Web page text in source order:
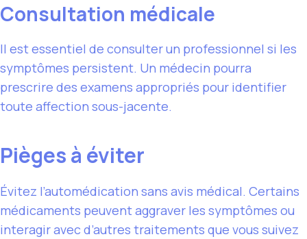
Consultation médicale
Il est essentiel de consulter un professionnel si les
symptômes persistent. Un médecin pourra
prescrire des examens appropriés pour identifier
toute affection sous-jacente.
Pièges à éviter
Évitez l’automédication sans avis médical. Certains
médicaments peuvent aggraver les symptômes ou
interagir avec d’autres traitements que vous suivez